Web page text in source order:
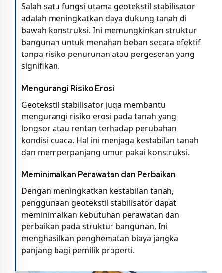
Salah satu fungsi utama geotekstil stabilisator
adalah meningkatkan daya dukung tanah di
bawah konstruksi. Ini memungkinkan struktur
bangunan untuk menahan beban secara efektif
tanpa risiko penurunan atau pergeseran yang
signifikan.
Mengurangi Risiko Erosi
Geotekstil stabilisator juga membantu
mengurangi risiko erosi pada tanah yang
longsor atau rentan terhadap perubahan
kondisi cuaca. Hal ini menjaga kestabilan tanah
dan memperpanjang umur pakai konstruksi.
Meminimalkan Perawatan dan Perbaikan
Dengan meningkatkan kestabilan tanah,
penggunaan geotekstil stabilisator dapat
meminimalkan kebutuhan perawatan dan
perbaikan pada struktur bangunan. Ini
menghasilkan penghematan biaya jangka
panjang bagi pemilik properti.